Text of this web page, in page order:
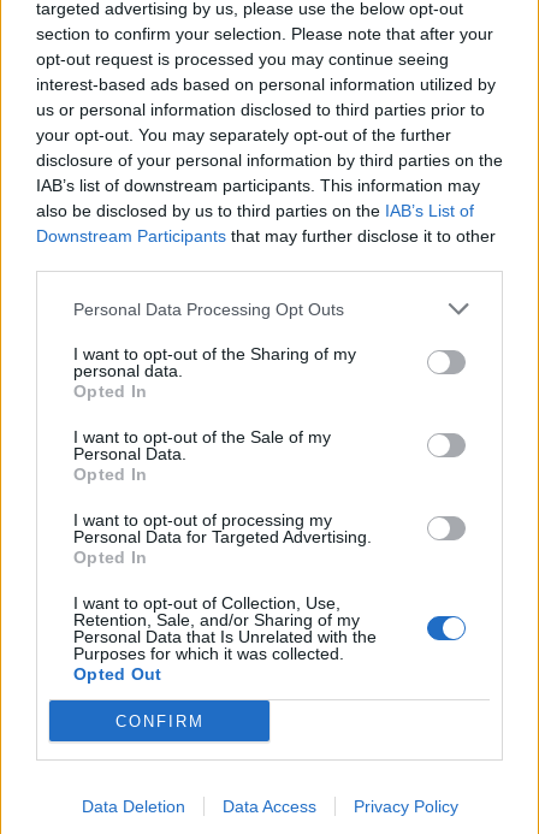
targeted advertising by us, please use the below opt-out
section to confirm your selection. Please note that after your
opt-out request is processed you may continue seeing
interest-based ads based on personal information utilized by
us or personal information disclosed to third parties prior to
your opt-out. You may separately opt-out of the further
disclosure of your personal information by third parties on the
IAB’s list of downstream participants. This information may
also be disclosed by us to third parties on the IAB’s List of
Downstream Participants that may further disclose it to other
Personal Data Processing Opt Outs
I want to opt-out of the Sharing of my
personal data.
Opted In
I want to opt-out of the Sale of my
Personal Data.
Opted In
I want to opt-out of processing my
Personal Data for Targeted Advertising.
Opted In
I want to opt-out of Collection, Use,
Retention, Sale, and/or Sharing of my
Personal Data that Is Unrelated with the
Purposes for which it was collected.
Opted Out
CONFIRM
Data Deletion Data Access Privacy Policy
Csütörtökön reggel derült lesz az ég, csapadék
nem várható. A minimum hőmérséklet értéke 18
és 25 fok között alakul...
Kibírhatatlan forróság után...
Szerdán reggel derült lesz az ég, a minimum
hőmérséklet értéke 18 és 25 fok között alakul.
Napközben napos, gyengén...
Mit főzzek ma?
Zöldbableves
Hókifli